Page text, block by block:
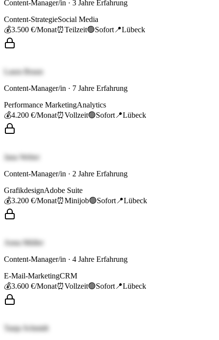
Content-Manager/in · 3 Jahre Erfahrung
Content-StrategieSocial Media
💰3.500 €/Monat⏰Teilzeit🟢Sofort 📍Lübeck
Laura Braun
Content-Manager/in · 7 Jahre Erfahrung
Performance MarketingAnalytics
💰4.200 €/Monat⏰Vollzeit🟢Sofort 📍Lübeck
Jana Weber
Content-Manager/in · 2 Jahre Erfahrung
GrafikdesignAdobe Suite
💰3.200 €/Monat⏰Minijob🟢Sofort 📍Lübeck
Anna Müller
Content-Manager/in · 4 Jahre Erfahrung
E-Mail-MarketingCRM
💰3.600 €/Monat⏰Vollzeit🟢Sofort 📍Lübeck
Tanja Schmidt